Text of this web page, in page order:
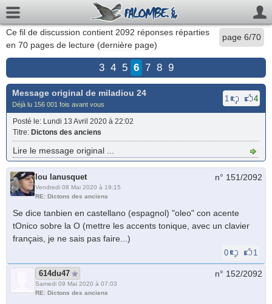
page 6/70
Ce fil de discussion contient 2092 réponses réparties
en 70 pages de lecture (dernière page)
3 4 5 6 7 8 9
Message original de miladiou 24
Déjà lu 156 001 fois avant vous
1 4
Posté le: Lundi 13 Avril 2020 à 22:02
Titre: Dictons des anciens
Lire le message original ...
lou lanusquet
Vendredi 08 Mai 2020 à 19:15
RE: Dictons des anciens
n° 151/2092
Se dice tanbien en castellano (espagnol) "oleo" con acente
tOnico sobre la O (mettre les accents tonique, avec un clavier
français, je ne sais pas faire...)
0 1
614du47
Samedi 09 Mai 2020 à 07:03
RE: Dictons des anciens
n° 152/2092